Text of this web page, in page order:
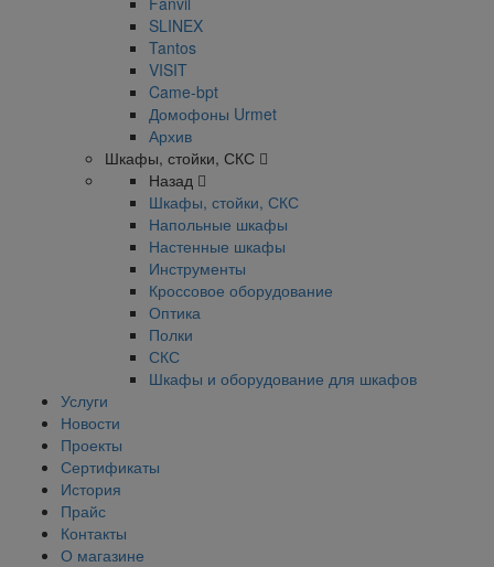
SLINEX
Tantos
VISIT
Came-bpt
Домофоны Urmet
Архив
Шкафы, стойки, СКС
Назад
Шкафы, стойки, СКС
Напольные шкафы
Настенные шкафы
Инструменты
Кроссовое оборудование
Оптика
Полки
СКС
Шкафы и оборудование для шкафов
Услуги
Новости
Проекты
Сертификаты
История
Прайс
Контакты
О магазине